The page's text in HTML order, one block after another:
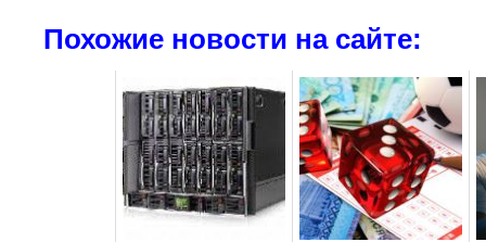
Похожие новости на сайте: